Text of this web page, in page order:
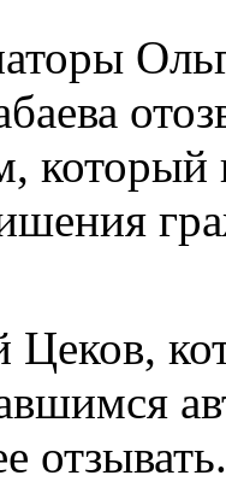
который
Цеков,
отзывать.